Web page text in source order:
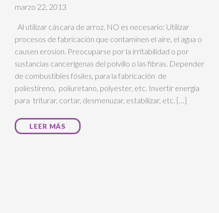
marzo 22, 2013
Al utilizar cáscara de arroz, NO es necesario: Utilizar
procesos de fabricación que contaminen el aire, el agua o
causen erosion. Preocuparse por la irritabilidad o por
sustancias cancerígenas del polvillo o las fibras. Depender
de combustibles fósiles, para la fabricación de
poliestireno, poliuretano, polyester, etc. Invertir energía
para triturar, cortar, desmenuzar, estabilizar, etc. […]
LEER MÁS